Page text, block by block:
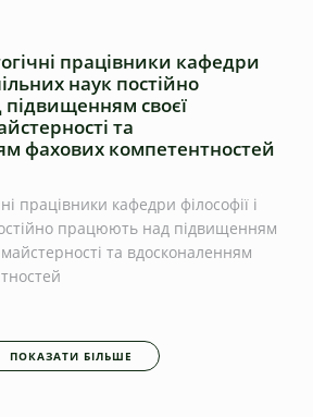
працівники кафедри
наук постійно
своєї
та
фахових компетентностей
працівники кафедри філософії і
працюють над підвищенням
майстерності та вдосконаленням
ПОКАЗАТИ БІЛЬШЕ